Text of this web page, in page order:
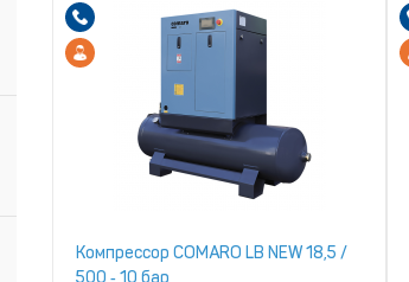
Компрессор COMARO LB NEW 18,5 /
500 ‑ 10 бар